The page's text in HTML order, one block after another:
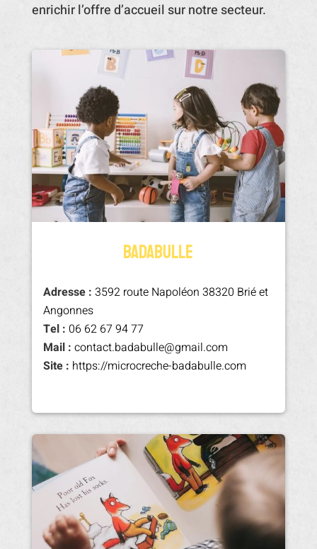
enrichir l’offre d’accueil sur notre secteur.
BADABULLE
Adresse : 3592 route Napoléon 38320 Brié et
Angonnes
Tel : 06 62 67 94 77
Mail : contact.badabulle@gmail.com
Site : https://microcreche-badabulle.com